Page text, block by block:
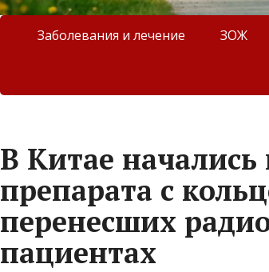
Заболевания и лечение ЗОЖ
В Китае
препарата с
перенесших
пациентах